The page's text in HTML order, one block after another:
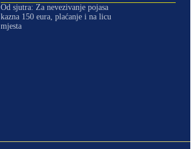
Od sjutra: Za nevezivanje pojasa
kazna 150 eura, plaćanje i na licu
mjesta